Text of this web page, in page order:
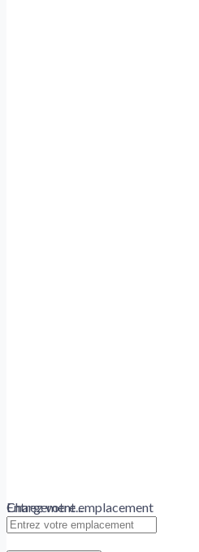
Chargement...
Entrez votre emplacement